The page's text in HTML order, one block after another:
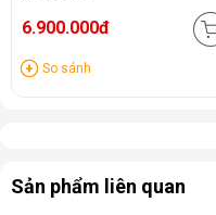
6.900.000đ
So sánh
Sản phẩm liên quan